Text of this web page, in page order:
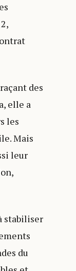
des
elle a
les
Mais
leur
stabiliser
du